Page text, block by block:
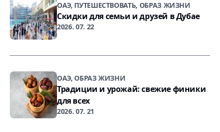
ОАЭ, ПУТЕШЕСТВОВАТЬ, ОБРАЗ ЖИЗНИ
Скидки для семьи и друзей в Дубае
2026. 07. 22
ОАЭ, ОБРАЗ ЖИЗНИ
Традиции и урожай: свежие финики
для всех
2026. 07. 21